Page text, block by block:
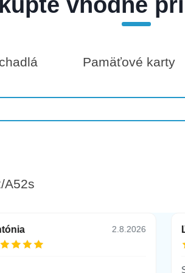
Pamäťové karty
A52s
2.8.2026